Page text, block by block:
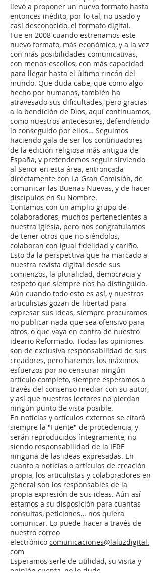
llevó a proponer un nuevo formato hasta
entonces inédito, por lo tal, no usado y
casi desconocido, el formato digital.
Fue en 2008 cuando estrenamos este
nuevo formato, más económico, y a la vez
con más posibilidades comunicativas,
con menos escollos, con más capacidad
para llegar hasta el último rincón del
mundo. Que duda cabe, que como algo
hecho por humanos, también ha
atravesado sus dificultades, pero gracias
a la bendición de Dios, aquí continuamos,
como nuestros antecesores, defendiendo
lo conseguido por ellos… Seguimos
haciendo gala de ser los continuadores
de la edición religiosa más antigua de
España, y pretendemos seguir sirviendo
al Señor en esta área, entroncada
directamente con La Gran Comisión, de
comunicar las Buenas Nuevas, y de hacer
discípulos en Su Nombre.
Contamos con un amplio grupo de
colaboradores, muchos pertenecientes a
nuestra iglesia, pero nos congratulamos
de tener otros que no siéndolos,
colaboran con igual fidelidad y cariño.
Esto da la perspectiva que ha marcado a
nuestra revista digital desde sus
comienzos, la pluralidad, democracia y
respeto que siempre nos ha distinguido.
Aún cuando todo esto es así, y nuestros
articulistas gozan de libertad para
expresar sus ideas, siempre procuramos
no publicar nada que sea ofensivo para
otros, o que vaya en contra de nuestro
ideario Reformado. Todas las opiniones
son de exclusiva responsabilidad de sus
creadores, pero haremos los máximos
esfuerzos por no censurar ningún
artículo completo, siempre esperamos a
través del consenso mediar con su autor,
y así que nuestros lectores no pierdan
ningún punto de vista posible.
En noticias y artículos externos se citará
siempre la "Fuente" de procedencia, y
serán reproducidos íntegramente, no
siendo responsabilidad de la IERE
ninguna de las ideas expresadas. En
cuanto a noticias o artículos de creación
propia, los articulistas y colaboradores en
general son los responsables de la
propia expresión de sus ideas. Aún así
estamos a su disposición para cuantas
consultas, peticiones… nos quiera
comunicar. Lo puede hacer a través de
nuestro correo
electrónico comunicaciones@laluzdigital.
com
Esperamos serle de utilidad, su visita y
opinión cuenta, no lo dude.